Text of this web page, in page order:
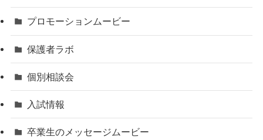
プロモーションムービー
保護者ラボ
個別相談会
入試情報
卒業生のメッセージムービー